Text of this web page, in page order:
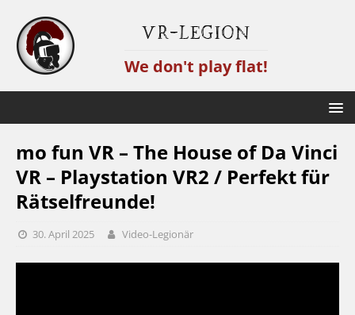
VR-Legion
We don't play flat!
mo fun VR – The House of Da Vinci
VR – Playstation VR2 / Perfekt für
Rätselfreunde!
30. April 2025 Video-Legionär